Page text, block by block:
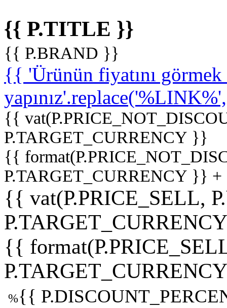
{{ P.TITLE }}
{{ P.BRAND }}
{{ 'Ürünün fiyatını
{{
P.TARGET_CURRENCY }}
{{
P.TARGET_CURRENCY }}
{{ vat(P.PRICE_SELL,
{{
%{{